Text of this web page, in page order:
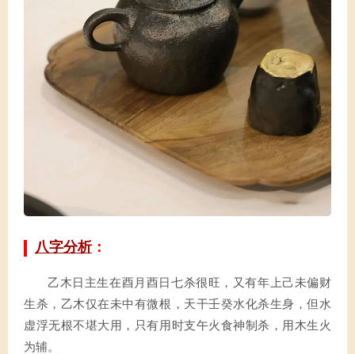
八字分析：
乙木日主生在酉月酉日七杀很旺，又有年上己未偏财
生杀，乙木仅在未中有微根，天干壬癸水化杀生身，但水
虚浮无根不堪大用，只有用时支午火食神制杀，用木生火
为辅。